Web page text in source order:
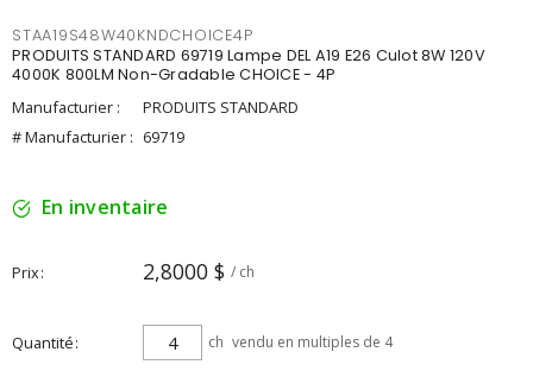
STAA19S48W40KNDCHOICE4P
PRODUITS STANDARD 69719 Lampe DEL A19 E26 Culot 8W 120V
4000K 800LM Non-Gradable CHOICE - 4P
Manufacturier :
PRODUITS STANDARD
# Manufacturier : 69719
En inventaire
Prix 2,8000 $ / ch
Quantité ch vendu en multiples de 4